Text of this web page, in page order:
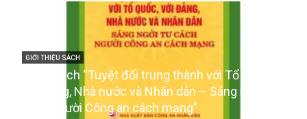
GIỚI THIỆU SÁCH
Ra mắt ba cuốn sách
của Đảng
trung thành với Tổ quốc,
Nhân dân – Sáng ngời tư
mạng”